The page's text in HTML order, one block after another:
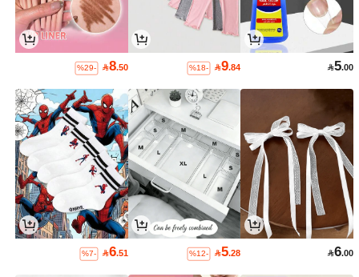
5.00
9.84
%18-
8.50
%29-
6.00
5.28
%12-
6.51
%7-